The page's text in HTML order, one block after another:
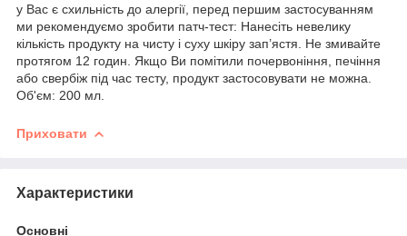
у Вас є схильність до алергії, перед першим застосуванням
ми рекомендуємо зробити патч-тест: Нанесіть невелику
кількість продукту на чисту і суху шкіру зап’ястя. Не змивайте
протягом 12 годин. Якщо Ви помітили почервоніння, печіння
або свербіж під час тесту, продукт застосовувати не можна.
Об'єм: 200 мл.
Приховати
Характеристики
Основні